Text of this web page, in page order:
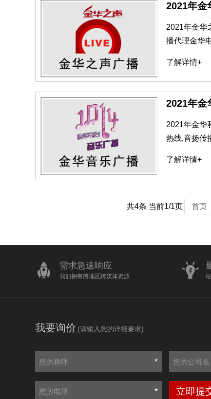
2021年金
2021年金华
播代理金华
了解详情+
2021年金
2021年金华
热线,音扬传
了解详情+
共4条 当前1/1页 首页
需求急速响应
我们拥有跨地区跨媒体资源
我要询价 (请输入您的详细要求)
*
* 立即提